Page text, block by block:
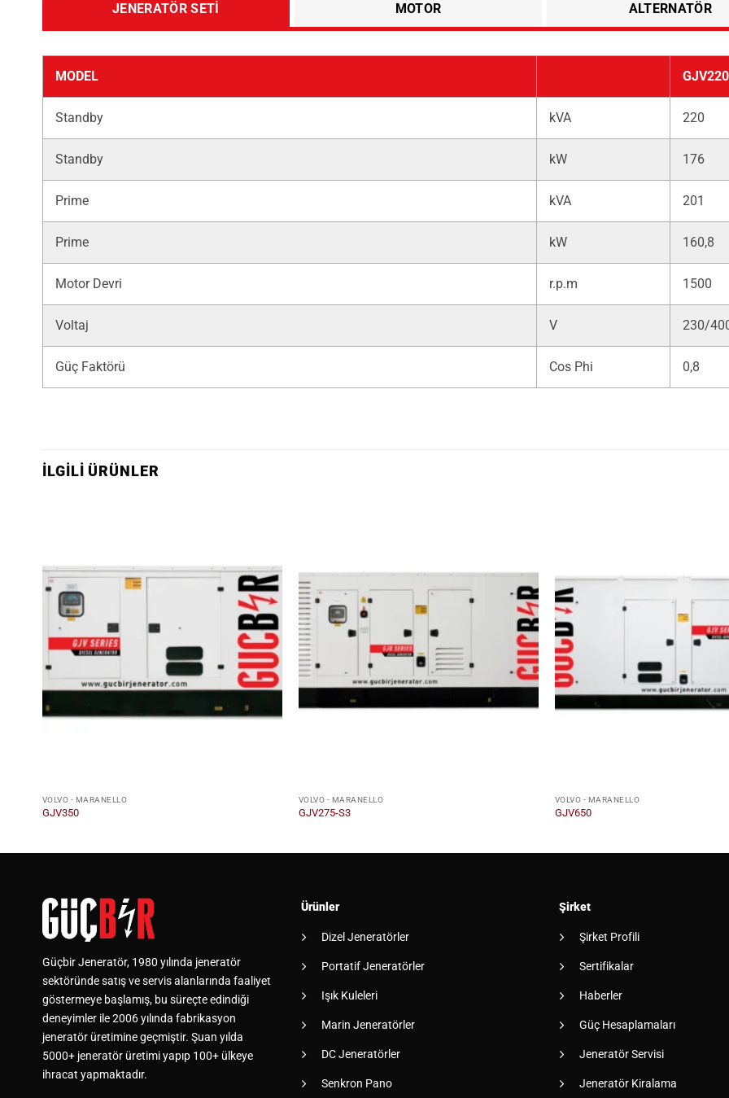
JENERATÖR SETI MOTOR ALTERNATÖR
MODEL
Standby kVA 220
Standby kW 176
Prime kVA 201
Prime kW 160,8
Motor Devri r.p.m 1500
Voltaj V 230/
Güç Faktörü Cos Phi 0,8
İLGILI ÜRÜNLER
VOLVO - MARANELLO
GJV350
VOLVO - MARANELLO
GJV275-S3
VOLVO - MARANELLO
GJV650
Güçbir Jeneratör, 1980 yılında jeneratör
sektöründe satış ve servis alanlarında faaliyet
göstermeye başlamış, bu süreçte edindiği
deneyimler ile 2006 yılında fabrikasyon
jeneratör üretimine geçmiştir. Şuan yılda
5000+ jeneratör üretimi yapıp 100+ ülkeye
ihracat yapmaktadır.
Ürünler
Dizel Jeneratörler
Portatif Jeneratörler
Işık Kuleleri
Marin Jeneratörler
DC Jeneratörler
Senkron Pano
Şirket
Şirket Profili
Sertifikalar
Haberler
Güç Hesaplamaları
Jeneratör Servisi
Jeneratör Kiralama